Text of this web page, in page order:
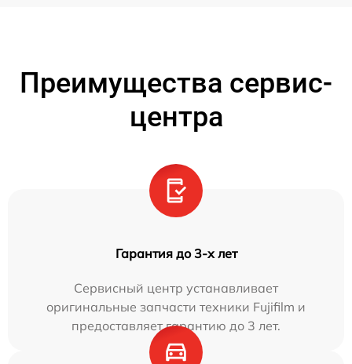
Преимущества сервис-
центра
Гарантия до 3-х лет
Сервисный центр устанавливает
оригинальные запчасти техники Fujifilm и
предоставляет гарантию до 3 лет.